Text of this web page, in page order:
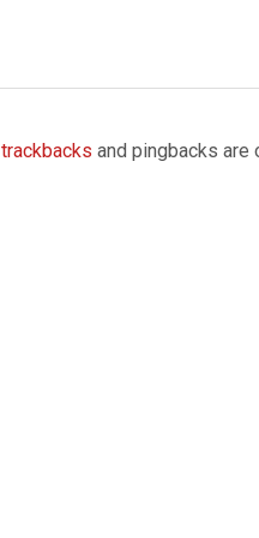
trackbacks and pingbacks are